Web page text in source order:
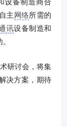
主网络所需的
讯设备制造和
研讨会，将集
决方案，期待